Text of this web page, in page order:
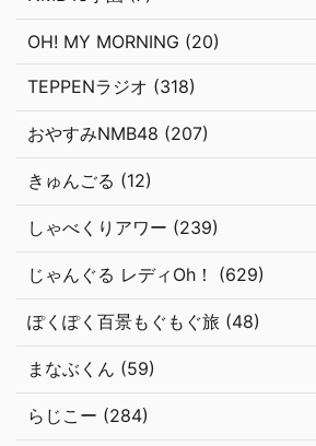
OH! MY MORNING (20)
TEPPENラジオ (318)
おやすみNMB48 (207)
きゅんごる (12)
しゃべくりアワー (239)
じゃんぐる レディOh！ (629)
ぽくぽく百景もぐもぐ旅 (48)
まなぶくん (59)
らじこー (284)